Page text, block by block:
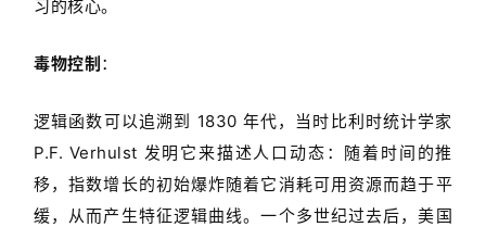
习的核心。
毒物控制：
逻辑函数可以追溯到 1830 年代，当时比利时统计学家
P.F. Verhulst 发明它来描述人口动态：随着时间的推
移，指数增长的初始爆炸随着它消耗可用资源而趋于平
缓，从而产生特征逻辑曲线。一个多世纪过去后，美国